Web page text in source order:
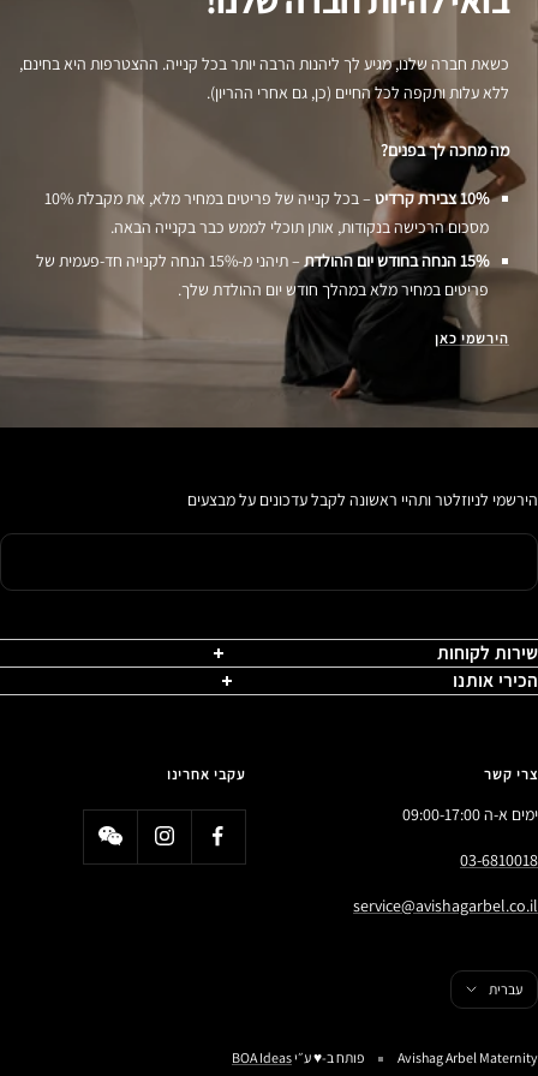
כשאת חברה שלנו, מגיע לך ליהנות הרבה יותר בכל קנייה. ההצטרפות היא בחינם,
ללא עלות ותקפה לכל החיים (כן, גם אחרי ההריון).
מה מחכה לך בפנים?
10% צבירת קרדיט
– בכל קנייה של פריטים במחיר מלא, את מקבלת 10%
מסכום הרכישה בנקודות, אותן תוכלי לממש כבר בקנייה הבאה.
15% הנחה בחודש יום ההולדת
– תיהני מ-15% הנחה לקנייה חד-פעמית של
פריטים במחיר מלא במהלך חודש יום ההולדת שלך.
הירשמי כאן
הירשמי לניוזלטר ותהיי ראשונה לקבל עדכונים על מבצעים
שירות לקוחות
הכירי אותנו
צרי קשר
ימים א-ה 09:00-17:00
03-6810018
service@avishagarbel.co.il
עקבי אחרינו
שפהעברית
Avishag Arbel Maternity פותח ב-♥️ ע״יBOA Ideas